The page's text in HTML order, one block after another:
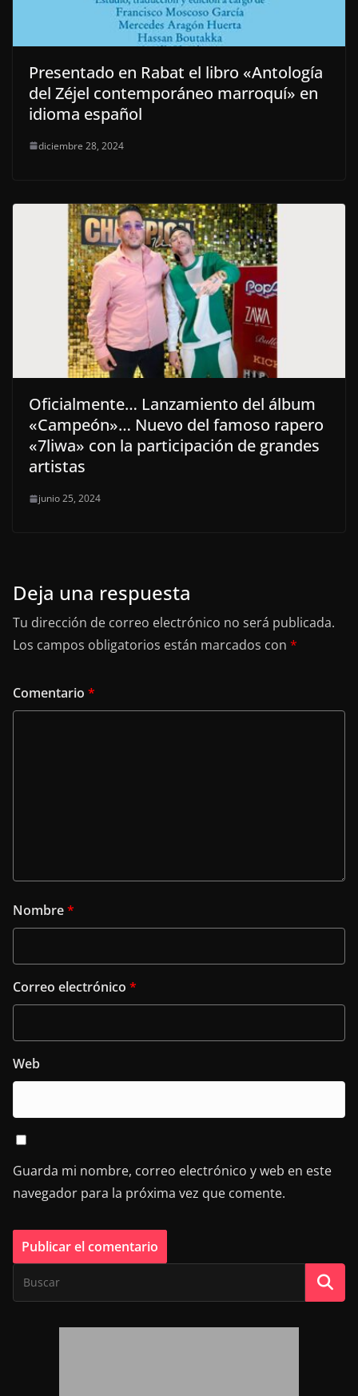
Presentado en Rabat el libro «Antología
del Zéjel contemporáneo marroquí» en
idioma español
diciembre 28, 2024
Oficialmente… Lanzamiento del álbum
«Campeón»… Nuevo del famoso rapero
«7liwa» con la participación de grandes
artistas
junio 25, 2024
Deja una respuesta
Tu dirección de correo electrónico no será publicada.
Los campos obligatorios están marcados con *
Comentario *
Nombre*
Correo electrónico *
Web
Guarda mi nombre, correo electrónico y web en este
navegador para la próxima vez que comente.